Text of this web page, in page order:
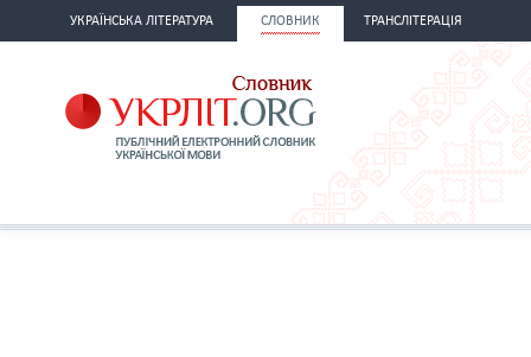
УКРАЇНСЬКА ЛІТЕРАТУРА СЛОВНИК ТРАНСЛІТЕРАЦІЯ